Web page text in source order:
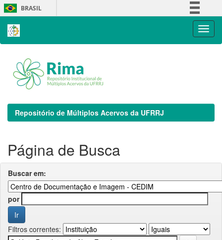
Skip
navigation
BRASIL
Repositório de Múltiplos Acervos da UFRRJ
Página de Busca
Buscar em:
por
Filtros correntes: